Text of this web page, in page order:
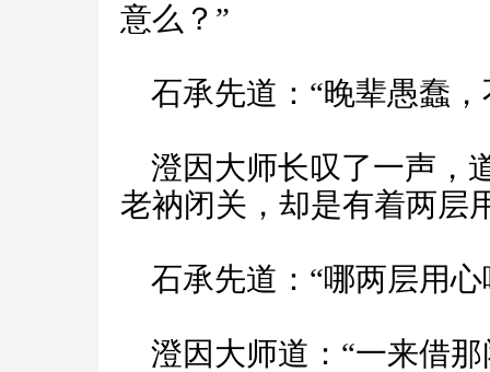
意么？”
石承先道：“晚辈愚蠢，
澄因大师长叹了一声，
老衲闭关，却是有着两层
石承先道：“哪两层用心
澄因大师道：“一来借